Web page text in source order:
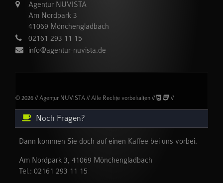
Agentur NUVISTA
Am Nordpark 3
41069 Mönchengladbach
02161 293 11 15
info@agentur-nuvista.de
© 2026 // Agentur NUVISTA // Alle Rechte vorbehalten // //
Noch Fragen?
Dann kommen Sie doch auf einen Kaffee bei uns vorbei.
Am Nordpark 3, 41069 Mönchengladbach
Tel.: 02161 293 11 15